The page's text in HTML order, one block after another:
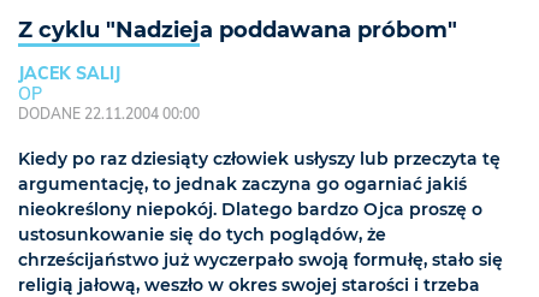
Z cyklu "Nadzieja poddawana próbom"
JACEK SALIJ
OP
DODANE 22.11.2004 00:00
Kiedy po raz dziesiąty człowiek usłyszy lub przeczyta tę
argumentację, to jednak zaczyna go ogarniać jakiś
nieokreślony niepokój. Dlatego bardzo Ojca proszę o
ustosunkowanie się do tych poglądów, że
chrześcijaństwo już wyczerpało swoją formułę, stało się
religią jałową, weszło w okres swojej starości i trzeba